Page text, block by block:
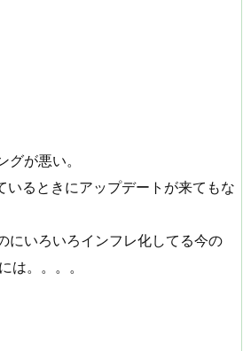
が悪い。
いるときにアップデートが来てもな
にいろいろインフレ化してる今の
は。。。。